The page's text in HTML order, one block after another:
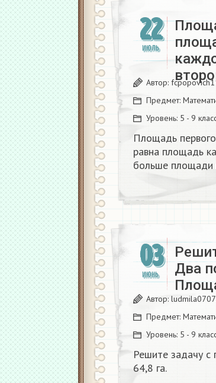
22
ИЮЛЬ
Автор:
Предмет:
Уровень: 5 - 9
Площадь
равна площадь
больше площади
03
ИЮНЬ
Два
Автор:
Предмет:
Уровень: 5 - 9
Решите задачу
64,8 га.